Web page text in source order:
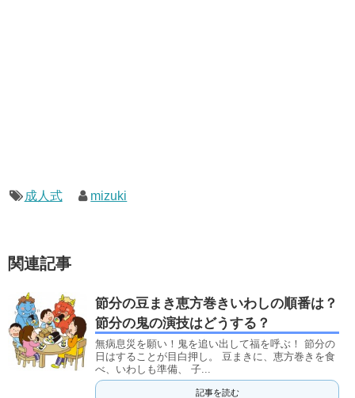
成人式 mizuki
関連記事
節分の豆まき恵方巻きいわしの順番は？
節分の鬼の演技はどうする？
無病息災を願い！鬼を追い出して福を呼ぶ！ 節分の
日はすることが目白押し。 豆まきに、恵方巻きを食
べ、いわしも準備、 子...
記事を読む